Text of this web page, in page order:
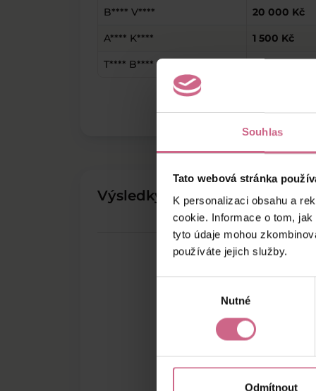
Souhlas
Tato webová stránka
K personalizaci obsahu a
cookie. Informace o tom,
tyto údaje mohou
používáte jejich služby.
Nutné
Odmítnout
B**** V**** 20 000 Kč
A**** K**** 1 500 Kč
T**** B****
Výsledky těžby